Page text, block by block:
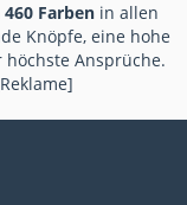
Farben in allen
Knöpfe, eine hohe
Ansprüche.